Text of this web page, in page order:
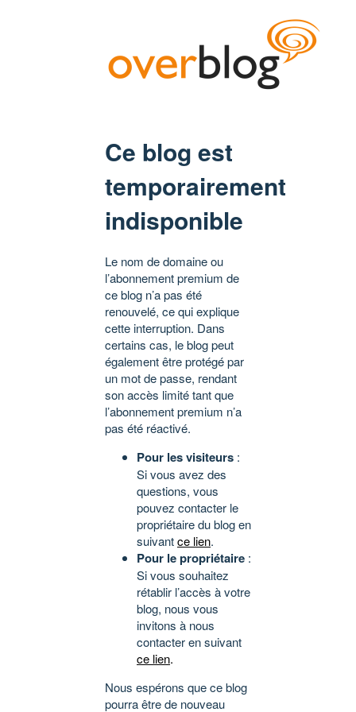
Ce blog est
temporairement
indisponible
Le nom de domaine ou
l’abonnement premium de
ce blog n’a pas été
renouvelé, ce qui explique
cette interruption. Dans
certains cas, le blog peut
également être protégé par
un mot de passe, rendant
son accès limité tant que
l’abonnement premium n’a
pas été réactivé.
Pour les visiteurs :
Si vous avez des
questions, vous
pouvez contacter le
propriétaire du blog en
suivantce lien.
Pour le propriétaire :
Si vous souhaitez
rétablir l’accès à votre
blog, nous vous
invitons à nous
contacter en suivant
ce lien.
Nous espérons que ce blog
pourra être de nouveau